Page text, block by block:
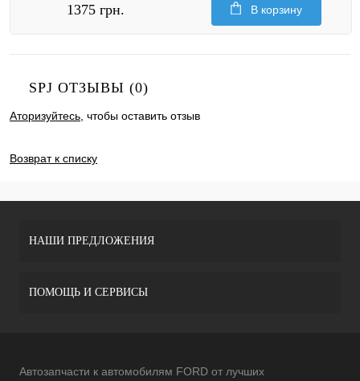
1375 грн. В корзину
SPJ ОТЗЫВЫ (0)
Аторизуйтесь , чтобы оставить отзыв
Возврат к списку
НАШИ ПРЕДЛОЖЕНИЯ
ПОМОЩЬ И СЕРВИСЫ
Автозапчасти к автомобилям FORD от лучших